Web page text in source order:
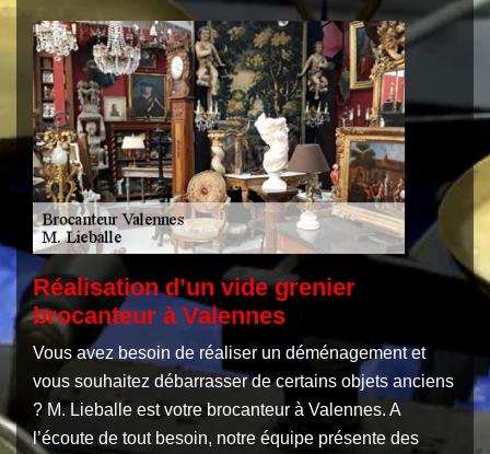
Réalisation d’un vide grenier
brocanteur à Valennes
Vous avez besoin de réaliser un déménagement et
vous souhaitez débarrasser de certains objets anciens
? M. Lieballe est votre brocanteur à Valennes. A
l’écoute de tout besoin, notre équipe présente des